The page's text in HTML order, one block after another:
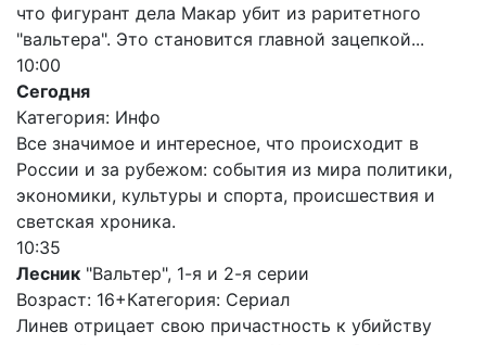
что фигурант дела Макар убит из раритетного
"вальтера". Это становится главной зацепкой...
10:00
Сегодня
Категория: Инфо
Все значимое и интересное, что происходит в
России и за рубежом: события из мира политики,
экономики, культуры и спорта, происшествия и
светская хроника.
10:35
Лесник "Вальтер", 1-я и 2-я серии
Возраст: 16+Категория: Сериал
Линев отрицает свою причастность к убийству